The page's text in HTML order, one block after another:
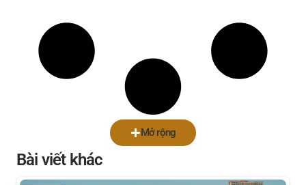
Mở rộng
Bài viết khác